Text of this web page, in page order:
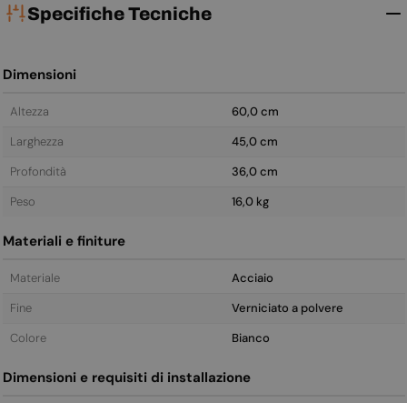
Specifiche Tecniche
Dimensioni
Altezza
60,0 cm
Larghezza
45,0 cm
Profondità
36,0 cm
Peso
16,0 kg
Materiali e finiture
Materiale
Acciaio
Fine
Verniciato a polvere
Colore
Bianco
Dimensioni e requisiti di installazione